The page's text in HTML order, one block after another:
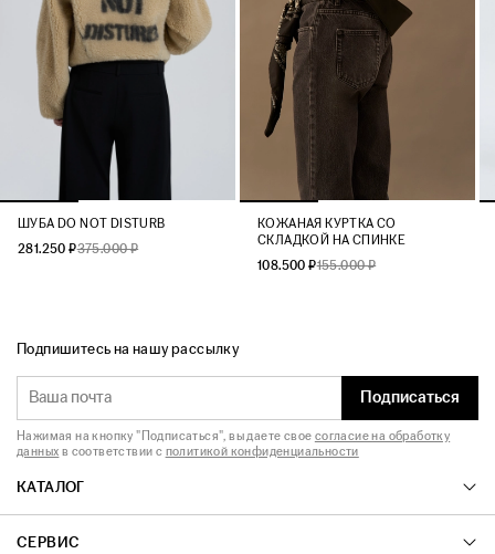
ШУБА DO NOT DISTURB
281.250 ₽375.000 ₽
КОЖАНАЯ КУРТКА СО
СКЛАДКОЙ НА СПИНКЕ
108.500 ₽155.000 ₽
КАТАЛОГ
СЕРВИС
Подпишитесь на нашу рассылку
Подписаться
Нажимая на кнопку "Подписаться", вы даете свое согласие на обработку
данных в соответствии с политикой конфиденциальности